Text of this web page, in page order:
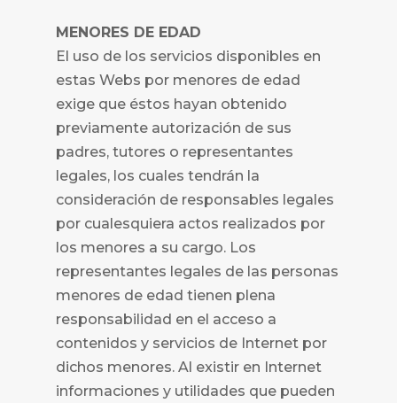
MENORES DE EDAD
El uso de los servicios disponibles en
estas Webs por menores de edad
exige que éstos hayan obtenido
previamente autorización de sus
padres, tutores o representantes
legales, los cuales tendrán la
consideración de responsables legales
por cualesquiera actos realizados por
los menores a su cargo. Los
representantes legales de las personas
menores de edad tienen plena
responsabilidad en el acceso a
contenidos y servicios de Internet por
dichos menores. Al existir en Internet
informaciones y utilidades que pueden